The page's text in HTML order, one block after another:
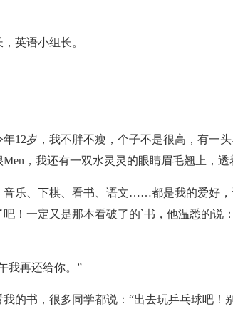
英语小组长。
12岁，我不胖不瘦，个子不是很高，有一
，我还有一双水灵灵的眼睛眉毛翘上，透
音乐、下棋、看书、语文……都是我的爱好
！一定又是那本看破了的`书，他温悉的说
我再还给你。”
的书，很多同学都说：“出去玩乒乓球吧！